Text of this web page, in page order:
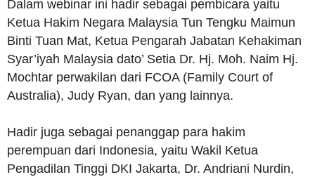
Dalam webinar ini hadir sebagai pembicara yaitu
Ketua Hakim Negara Malaysia Tun Tengku Maimun
Binti Tuan Mat, Ketua Pengarah Jabatan Kehakiman
Syar’iyah Malaysia dato’ Setia Dr. Hj. Moh. Naim Hj.
Mochtar perwakilan dari FCOA (Family Court of
Australia), Judy Ryan, dan yang lainnya.
Hadir juga sebagai penanggap para hakim
perempuan dari Indonesia, yaitu Wakil Ketua
Pengadilan Tinggi DKI Jakarta, Dr. Andriani Nurdin,